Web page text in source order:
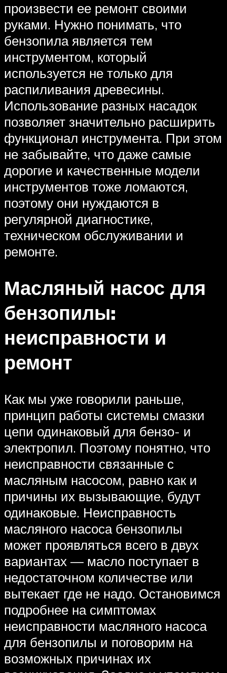
произвести ее ремонт своими
руками. Нужно понимать, что
бензопила является тем
инструментом, который
используется не только для
распиливания древесины.
Использование разных насадок
позволяет значительно расширить
функционал инструмента. При этом
не забывайте, что даже самые
дорогие и качественные модели
инструментов тоже ломаются,
поэтому они нуждаются в
регулярной диагностике,
техническом обслуживании и
ремонте.
Масляный насос для
бензопилы:
неисправности и
ремонт
Как мы уже говорили раньше,
принцип работы системы смазки
цепи одинаковый для бензо- и
электропил. Поэтому понятно, что
неисправности связанные с
масляным насосом, равно как и
причины их вызывающие, будут
одинаковые. Неисправность
масляного насоса бензопилы
может проявляться всего в двух
вариантах — масло поступает в
недостаточном количестве или
вытекает где не надо. Остановимся
подробнее на симптомах
неисправности масляного насоса
для бензопилы и поговорим на
возможных причинах их